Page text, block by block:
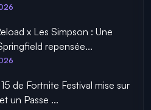
x Les Simpson : Une
repensée...
de Fortnite Festival mise sur
un Passe ...